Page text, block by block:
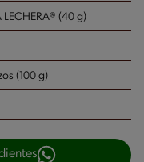
(40 g)
(100 g)